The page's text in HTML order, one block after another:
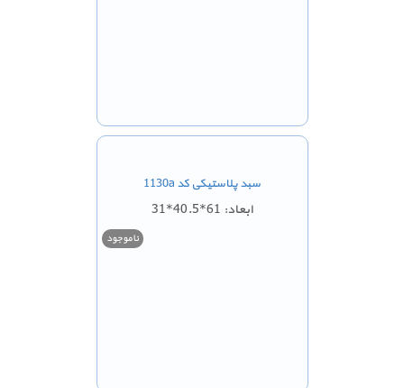
سبد پلاستیکی کد 1130a
ابعاد: 61*40.5*31
ناموجود